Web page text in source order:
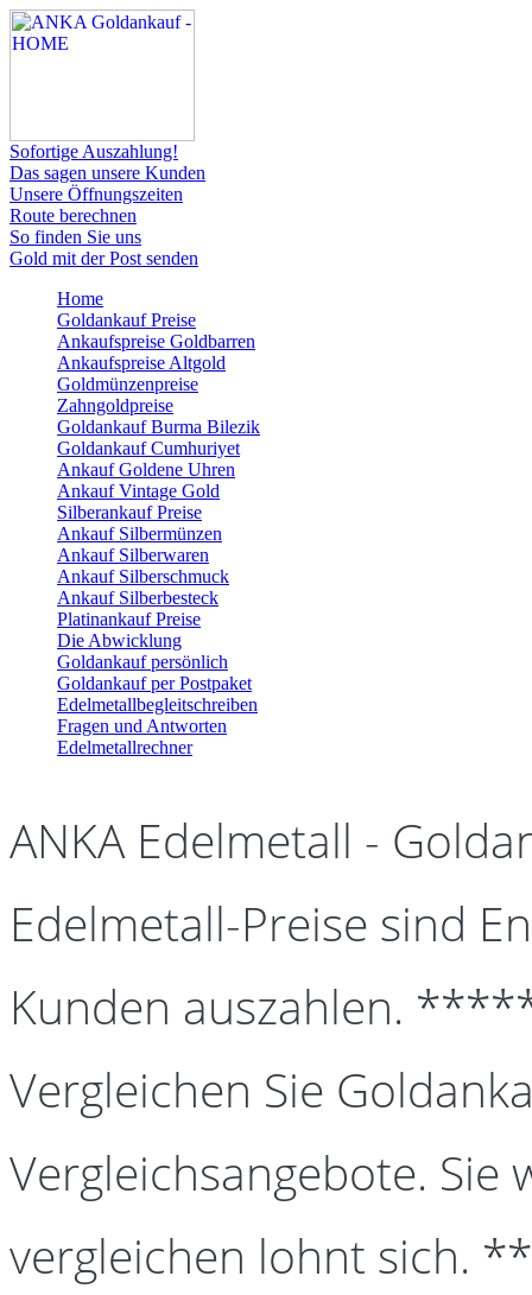
Sofortige Auszahlung!
Das sagen unsere Kunden
Unsere Öffnungszeiten
Route berechnen
So finden Sie uns
Gold mit der Post senden
Home
Goldankauf Preise
Ankaufspreise Goldbarren
Ankaufspreise Altgold
Goldmünzenpreise
Zahngoldpreise
Goldankauf Burma Bilezik
Goldankauf Cumhuriyet
Ankauf Goldene Uhren
Ankauf Vintage Gold
Silberankauf Preise
Ankauf Silbermünzen
Ankauf Silberwaren
Ankauf Silberschmuck
Ankauf Silberbesteck
Platinankauf Preise
Die Abwicklung
Goldankauf persönlich
Goldankauf per Postpaket
Edelmetallbegleitschreiben
Fragen und Antworten
Edelmetallrechner
ANKA Edelmetall -
Edelmetall-Preise sind
Kunden auszahlen.
Vergleichen Sie
Vergleichsangebote. Sie
vergleichen lohnt sich.